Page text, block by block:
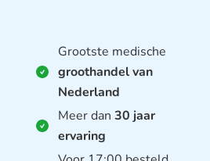
Grootste medische
groothandel van
Nederland
Meer dan 30 jaar
ervaring